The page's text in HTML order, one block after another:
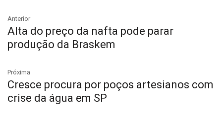
Anterior
Alta do preço da nafta pode parar
produção da Braskem
Próxima
Cresce procura por poços artesianos com
crise da água em SP